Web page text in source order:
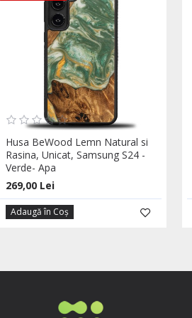
Husa BeWood Lemn Natural si
Rasina, Unicat, Samsung S24 -
Verde- Apa
269,00 Lei
Adaugă în Coş